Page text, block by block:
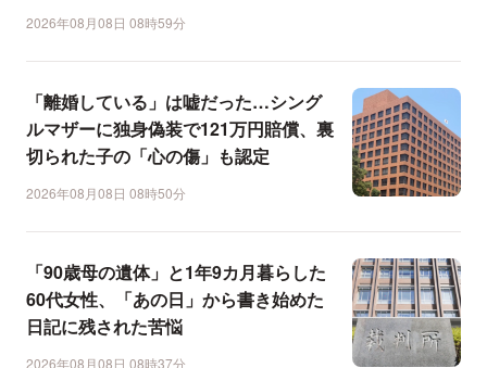
2026年08月08日 08時59分
「離婚している」は嘘だった…シング
ルマザーに独身偽装で121万円賠償、裏
切られた子の「心の傷」も認定
2026年08月08日 08時50分
「90歳母の遺体」と1年9カ月暮らした
60代女性、「あの日」から書き始めた
日記に残された苦悩
2026年08月08日 08時37分